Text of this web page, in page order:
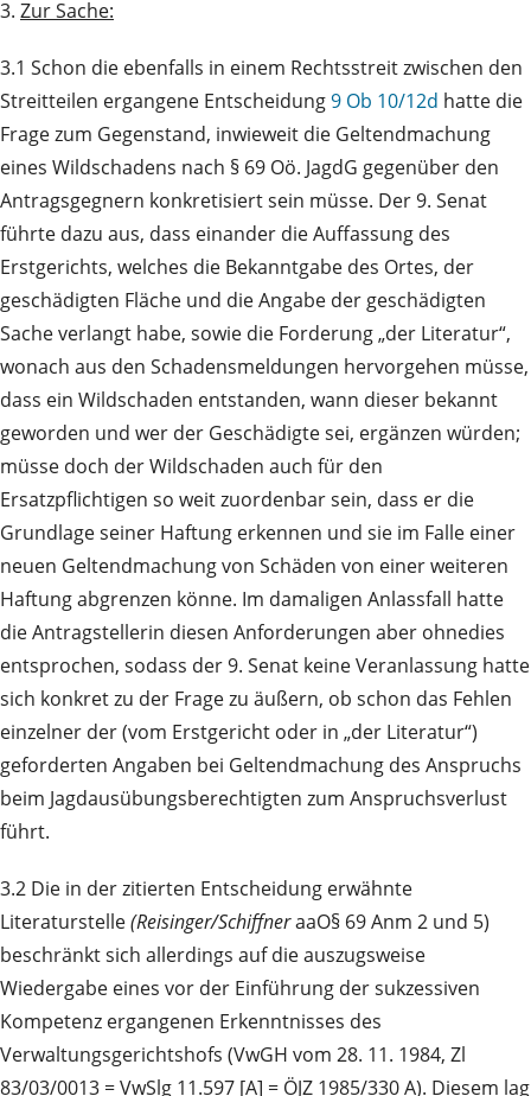
3. Zur Sache:
3.1 Schon die ebenfalls in einem Rechtsstreit zwischen den
Streitteilen ergangene Entscheidung9 Ob 10/12d hatte die
Frage zum Gegenstand, inwieweit die Geltendmachung
eines Wildschadens nach § 69 Oö. JagdG gegenüber den
Antragsgegnern konkretisiert sein müsse. Der 9. Senat
führte dazu aus, dass einander die Auffassung des
Erstgerichts, welches die Bekanntgabe des Ortes, der
geschädigten Fläche und die Angabe der geschädigten
Sache verlangt habe, sowie die Forderung „der Literatur“,
wonach aus den Schadensmeldungen hervorgehen müsse,
dass ein Wildschaden entstanden, wann dieser bekannt
geworden und wer der Geschädigte sei, ergänzen würden;
müsse doch der Wildschaden auch für den
Ersatzpflichtigen so weit zuordenbar sein, dass er die
Grundlage seiner Haftung erkennen und sie im Falle einer
neuen Geltendmachung von Schäden von einer weiteren
Haftung abgrenzen könne. Im damaligen Anlassfall hatte
die Antragstellerin diesen Anforderungen aber ohnedies
entsprochen, sodass der 9. Senat keine Veranlassung hatte
sich konkret zu der Frage zu äußern, ob schon das Fehlen
einzelner der (vom Erstgericht oder in „der Literatur“)
geforderten Angaben bei Geltendmachung des Anspruchs
beim Jagdausübungsberechtigten zum Anspruchsverlust
führt.
3.2 Die in der zitierten Entscheidung erwähnte
Literaturstelle(Reisinger/SchiffneraaO§ 69 Anm 2 und 5)
beschränkt sich allerdings auf die auszugsweise
Wiedergabe eines vor der Einführung der sukzessiven
Kompetenz ergangenen Erkenntnisses des
Verwaltungsgerichtshofs (VwGH vom 28. 11. 1984, Zl
83/03/0013 = VwSlg 11.597 [A] = ÖJZ 1985/330 A). Diesem lag